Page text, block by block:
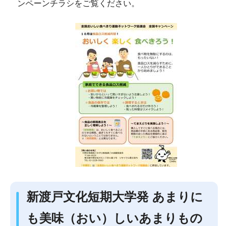
ンペーンチラシをご覧ください。
新渡戸文化短期大学発 あまりに
も美味（おい）しいあまりもの